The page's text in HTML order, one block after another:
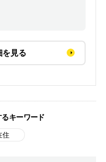
を見る
キーワード
住